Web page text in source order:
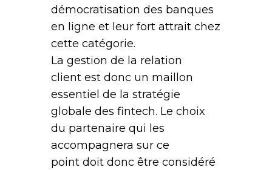
démocratisation des banques
en ligne et leur fort attrait chez
cette catégorie.
La gestion de la relation
client est donc un maillon
essentiel de la stratégie
globale des fintech. Le choix
du partenaire qui les
accompagnera sur ce
point doit donc être considéré